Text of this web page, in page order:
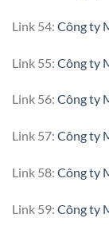
Link 54: Công ty
Link 55: Công ty
Link 56: Công ty
Link 57: Công ty
Link 58: Công ty
Link 59: Công ty